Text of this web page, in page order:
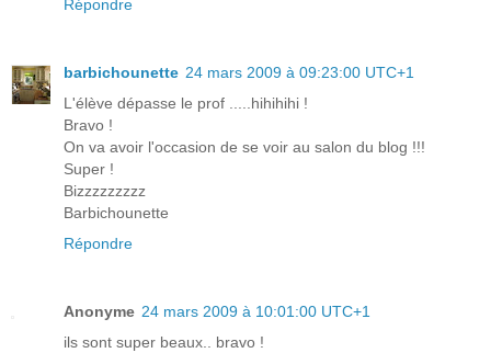
Répondre
barbichounette 24 mars 2009 à 09:23:00 UTC+1
L'élève dépasse le prof .....hihihihi !
Bravo !
On va avoir l'occasion de se voir au salon du blog !!!
Super !
Bizzzzzzzzz
Barbichounette
Répondre
Anonyme 24 mars 2009 à 10:01:00 UTC+1
ils sont super beaux.. bravo !